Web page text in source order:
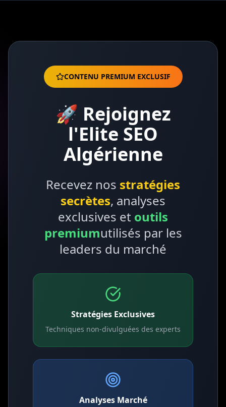
CONTENU PREMIUM EXCLUSIF
🚀 Rejoignez
l'Elite SEO
Algérienne
Recevez nos stratégies
secrètes, analyses
exclusives et outils
premiumutilisés par les
leaders du marché
Stratégies Exclusives
Techniques non-divulguées des experts
Analyses Marché